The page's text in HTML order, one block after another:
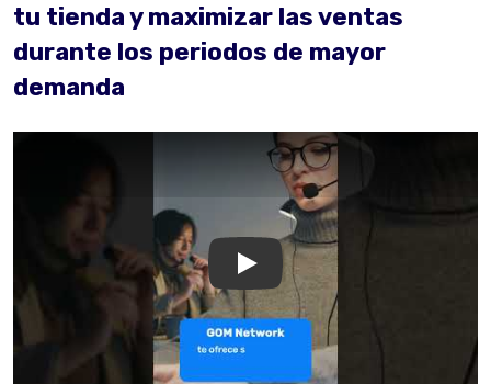
tu tienda y maximizar las ventas
durante los periodos de mayor
demanda
GOM Network